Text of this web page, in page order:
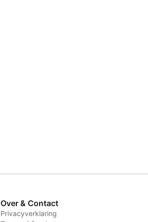
Over & Contact
Privacyverklaring